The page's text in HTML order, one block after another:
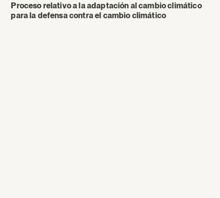
Proceso relativo a la adaptación al cambio climático
para la defensa contra el cambio climático